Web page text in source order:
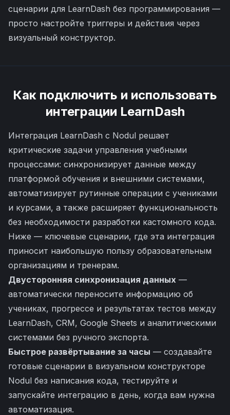
сценарии для LearnDash без программирования —
просто настройте триггеры и действия через
визуальный конструктор.
Как подключить и использовать
интеграции LearnDash
Интеграция LearnDash с Nodul решает
критические задачи управления учебными
процессами: синхронизирует данные между
платформой обучения и внешними системами,
автоматизирует рутинные операции с учениками
и курсами, а также расширяет функциональность
без необходимости разработки кастомного кода.
Ниже — ключевые сценарии, где эта интеграция
приносит наибольшую пользу образовательным
организациям и тренерам.
Двусторонняя синхронизация данных —
автоматически переносите информацию об
учениках, прогрессе и результатах тестов между
LearnDash, CRM, Google Sheets и аналитическими
системами без ручного экспорта.
Быстрое развёртывание за часы — создавайте
готовые сценарии в визуальном конструкторе
Nodul без написания кода, тестируйте и
запускайте интеграцию в день, когда вам нужна
автоматизация.